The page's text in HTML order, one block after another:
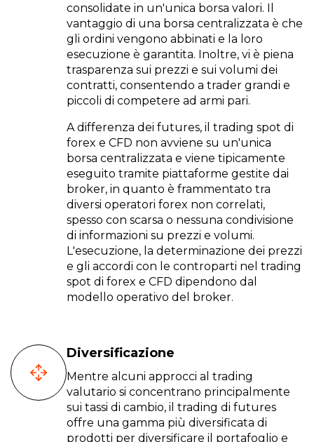
consolidate in un'unica borsa valori. Il
vantaggio di una borsa centralizzata è che
gli ordini vengono abbinati e la loro
esecuzione è garantita. Inoltre, vi è piena
trasparenza sui prezzi e sui volumi dei
contratti, consentendo a trader grandi e
piccoli di competere ad armi pari.
A differenza dei futures, il trading spot di
forex e CFD non avviene su un'unica
borsa centralizzata e viene tipicamente
eseguito tramite piattaforme gestite dai
broker, in quanto è frammentato tra
diversi operatori forex non correlati,
spesso con scarsa o nessuna condivisione
di informazioni su prezzi e volumi.
L'esecuzione, la determinazione dei prezzi
e gli accordi con le controparti nel trading
spot di forex e CFD dipendono dal
modello operativo del broker.
Diversificazione
Mentre alcuni approcci al trading
valutario si concentrano principalmente
sui tassi di cambio, il trading di futures
offre una gamma più diversificata di
prodotti per diversificare il portafoglio e